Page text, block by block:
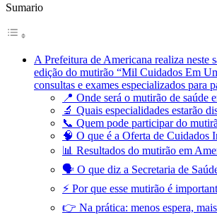
Sumario
A Prefeitura de Americana realiza neste
edição do mutirão “Mil Cuidados Em
consultas e exames especializados para
📍 Onde será o mutirão de saúde
🔬 Quais especialidades estarão
📞 Quem pode participar do
🧠 O que é a Oferta de Cuidados
📊 Resultados do mutirão em
🗣️ O que diz a Secretaria de
⚡ Por que esse mutirão é
👉 Na prática: menos espera,